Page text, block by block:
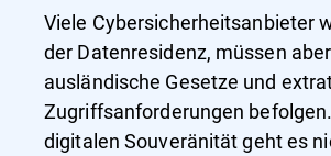
Viele Cybersicherheitsanbieter
der Datenresidenz, müssen
ausländische Gesetze und
Zugriffsanforderungen
digitalen Souveränität geht es